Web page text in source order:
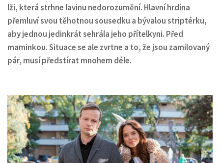
lži, která strhne lavinu nedorozumění. Hlavní hrdina
přemluví svou těhotnou sousedku a bývalou striptérku,
aby jednou jedinkrát sehrála jeho přítelkyni. Před
maminkou. Situace se ale zvrtne a to, že jsou zamilovaný
pár, musí předstírat mnohem déle.